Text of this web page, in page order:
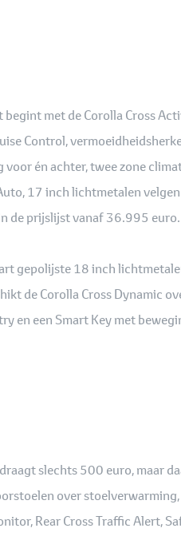
met de Corolla Cross
Control,
én achter, twee zone
17 inch lichtmetalen
de prijslijst vanaf 36.995 euro.
gepolijste 18 inch
de Corolla Cross Dynamic
een Smart Key met
slechts 500 euro, maar
over
Rear Cross Traffic Alert,